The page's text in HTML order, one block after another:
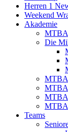
Herren 1
Weekend
Akademie
Die
MTBA
MTBA
MTBA
Teams